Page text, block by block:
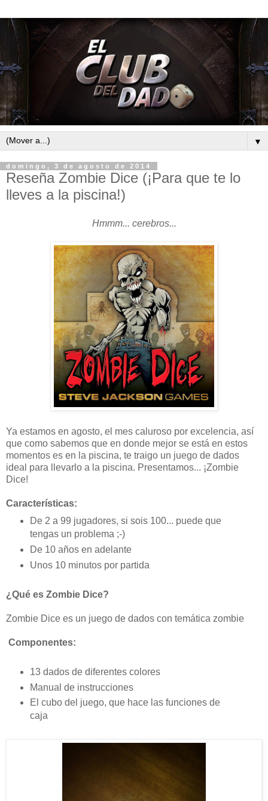
▼
domingo, 3 de agosto de 2014
Reseña Zombie Dice (¡Para que te lo
lleves a la piscina!)
Hmmm... cerebros...
Ya estamos en agosto, el mes caluroso por excelencia, así
que como sabemos que en donde mejor se está en estos
momentos es en la piscina, te traigo un juego de dados
ideal para llevarlo a la piscina. Presentamos... ¡Zombie
Dice!
Características:
De 2 a 99 jugadores, si sois 100... puede que
tengas un problema ;-)
De 10 años en adelante
Unos 10 minutos por partida
¿Qué es Zombie Dice?
Zombie Dice es un juego de dados con temática zombie
Componentes:
13 dados de diferentes colores
Manual de instrucciones
El cubo del juego, que hace las funciones de
caja